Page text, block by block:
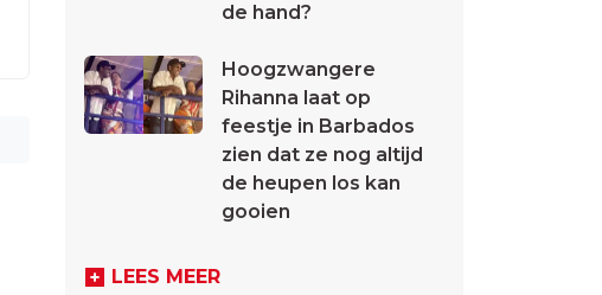
de hand?
Hoogzwangere
Rihanna laat op
feestje in Barbados
zien dat ze nog altijd
de heupen los kan
gooien
LEES MEER